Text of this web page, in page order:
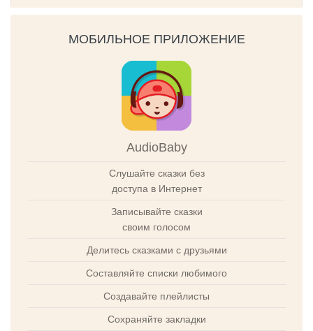
МОБИЛЬНОЕ ПРИЛОЖЕНИЕ
AudioBaby
Слушайте сказки без
доступа в Интернет
Записывайте сказки
своим голосом
Делитесь сказками с друзьями
Составляйте списки любимого
Создавайте плейлисты
Сохраняйте закладки